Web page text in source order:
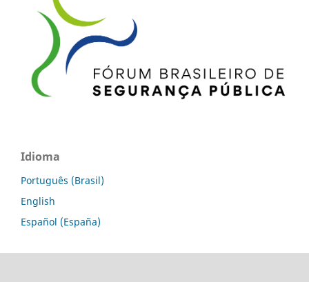
Idioma
Português (Brasil)
English
Español (España)